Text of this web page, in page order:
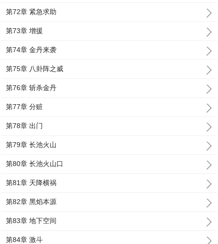
第72章 紧急求助
第73章 增援
第74章 金丹来袭
第75章 八卦阵之威
第76章 斩杀金丹
第77章 分赃
第78章 出门
第79章 长池火山
第80章 长池火山口
第81章 天降横祸
第82章 黑焰本源
第83章 地下空间
第84章 激斗